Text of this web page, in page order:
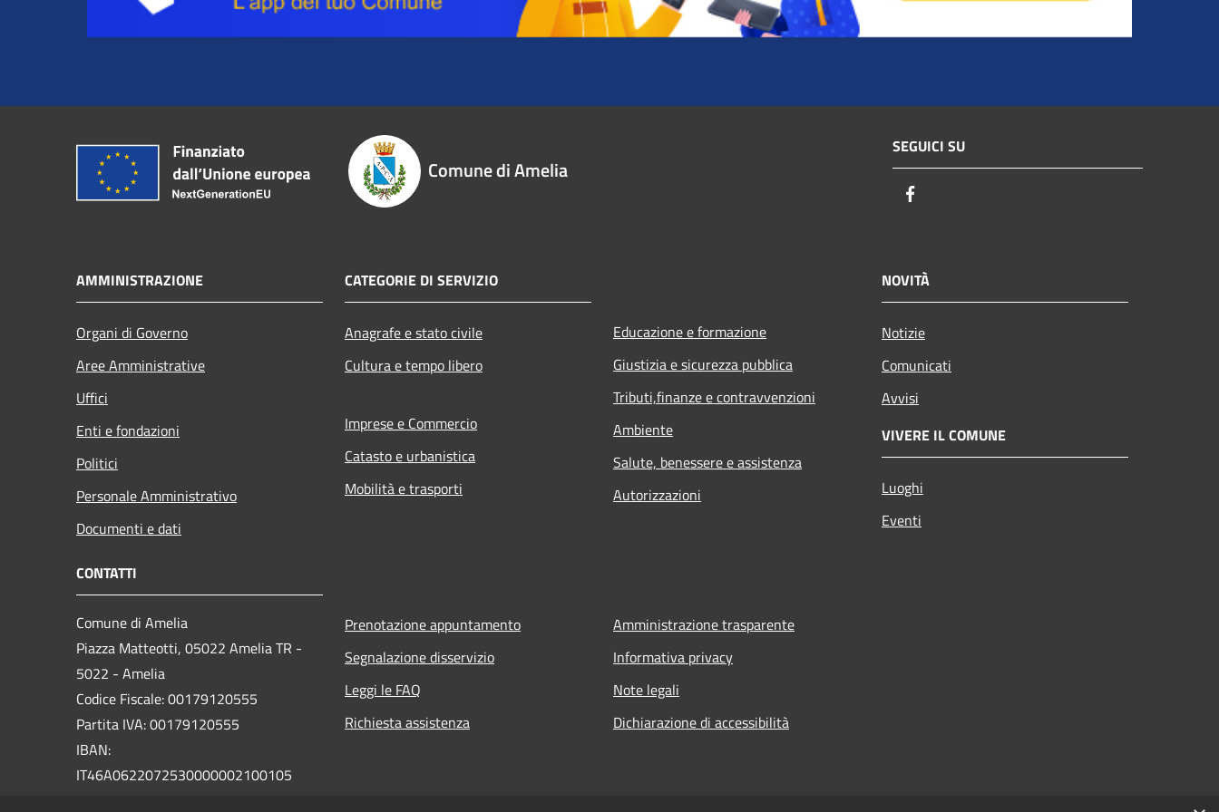
Comune di Amelia
SEGUICI SU
AMMINISTRAZIONE
Organi di Governo
Aree Amministrative
Uffici
Enti e fondazioni
Politici
Personale Amministrativo
Documenti e dati
CATEGORIE DI SERVIZIO
Anagrafe e stato civile
Cultura e tempo libero
Imprese e Commercio
Catasto e urbanistica
Mobilità e trasporti
Educazione e formazione
Giustizia e sicurezza pubblica
Tributi,finanze e contravvenzioni
Ambiente
Salute, benessere e assistenza
Autorizzazioni
NOVITÀ
Notizie
Comunicati
Avvisi
VIVERE IL COMUNE
Luoghi
Eventi
CONTATTI
Comune di Amelia
Piazza Matteotti, 05022 Amelia TR -
5022 - Amelia
Codice Fiscale: 00179120555
Partita IVA: 00179120555
IBAN:
IT46A0622072530000002100105
Prenotazione appuntamento
Segnalazione disservizio
Leggi le FAQ
Richiesta assistenza
Amministrazione trasparente
Informativa privacy
Note legali
Dichiarazione di accessibilità